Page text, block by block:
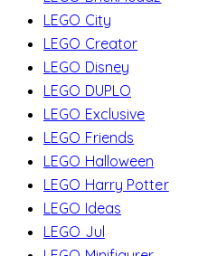
LEGO City
LEGO Creator
LEGO Disney
LEGO DUPLO
LEGO Exclusive
LEGO Friends
LEGO Halloween
LEGO Harry Potter
LEGO Ideas
LEGO Jul